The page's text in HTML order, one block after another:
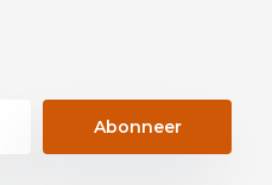
Abonneer